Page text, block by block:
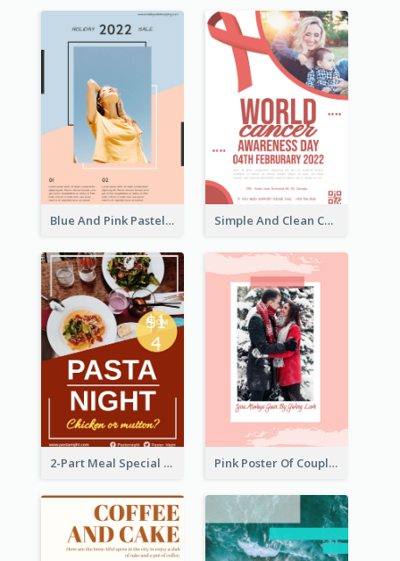
Blue And Pink Pastel Minimal Sale Poster Simple And Clean Coral Ribbon Poster Design Idea
2-Part Meal Special Sale Poster Pink Poster Of Couple